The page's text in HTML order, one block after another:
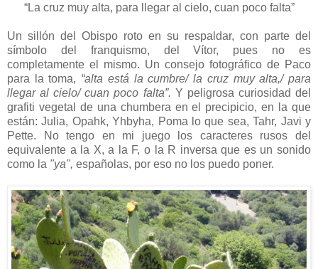
“La cruz muy alta, para llegar al cielo, cuan poco falta”
Un sillón del Obispo roto en su respaldar, con parte del
símbolo del franquismo, del Vítor, pues no es
completamente el mismo. Un consejo fotográfico de Paco
para la toma, “alta está la cumbre/ la cruz muy alta,/ para
llegar al cielo/ cuan poco falta”. Y peligrosa curiosidad del
grafiti vegetal de una chumbera en el precipicio, en la que
están: Julia, Opahk, Yhbyha, Poma lo que sea, Tahr, Javi y
Pette. No tengo en mi juego los caracteres rusos del
equivalente a la X, a la F, o la R inversa que es un sonido
como la "ya", españolas, por eso no los puedo poner.